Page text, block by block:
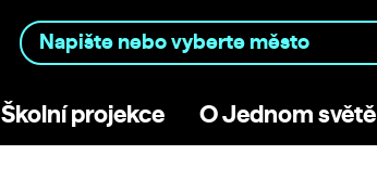
Školní projekce O Jednom světě